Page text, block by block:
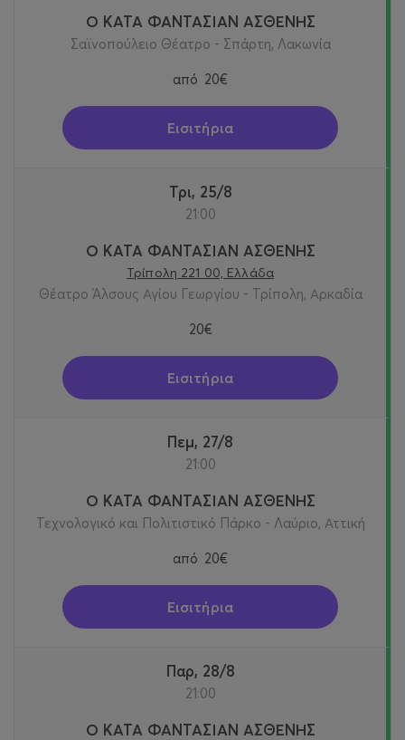
Ο ΚΑΤΑ ΦΑΝΤΑΣΙΑΝ ΑΣΘΕΝΗΣ
Σαϊνοπούλειο Θέατρο - Σπάρτη, Λακωνία
από 20€
Εισιτήρια
Τρι, 25/8
21:00
Ο ΚΑΤΑ ΦΑΝΤΑΣΙΑΝ ΑΣΘΕΝΗΣ
Τρίπολη 221 00, Ελλάδα
Θέατρο Άλσους Αγίου Γεωργίου - Τρίπολη, Αρκαδία
20€
Εισιτήρια
Πεμ, 27/8
21:00
Ο ΚΑΤΑ ΦΑΝΤΑΣΙΑΝ ΑΣΘΕΝΗΣ
Τεχνολογικό και Πολιτιστικό Πάρκο - Λαύριο, Αττική
από 20€
Εισιτήρια
Παρ, 28/8
21:00
Ο ΚΑΤΑ ΦΑΝΤΑΣΙΑΝ ΑΣΘΕΝΗΣ